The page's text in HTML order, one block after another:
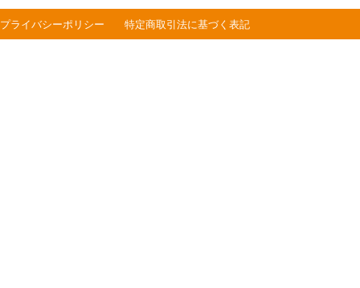
プライバシーポリシー 特定商取引法に基づく表記